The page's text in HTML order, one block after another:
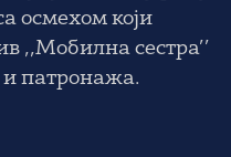
осмехом који
,,Мобилна сестра’’
патронажа.